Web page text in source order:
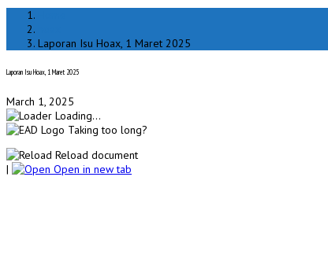
Laporan Isu Hoax, 1 Maret 2025
Laporan Isu Hoax, 1 Maret 2025
March 1, 2025
Loading...
Taking too long?
Reload document
|
Open in new tab